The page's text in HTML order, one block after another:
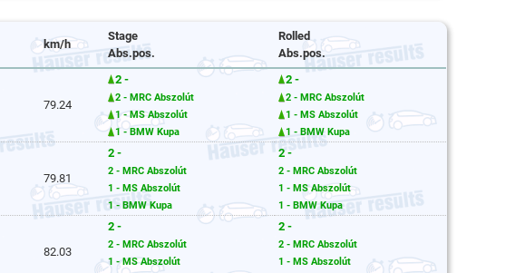
km/h
Stage
Abs.pos.
Rolled
Abs.pos.
79.24
2 -
2 - MRC Abszolút
1 - MS Abszolút
1 - BMW Kupa
2 -
2 - MRC Abszolút
1 - MS Abszolút
1 - BMW Kupa
79.81
2 -
2 - MRC Abszolút
1 - MS Abszolút
1 - BMW Kupa
2 -
2 - MRC Abszolút
1 - MS Abszolút
1 - BMW Kupa
82.03
2 -
2 - MRC Abszolút
1 - MS Abszolút
2 -
2 - MRC Abszolút
1 - MS Abszolút